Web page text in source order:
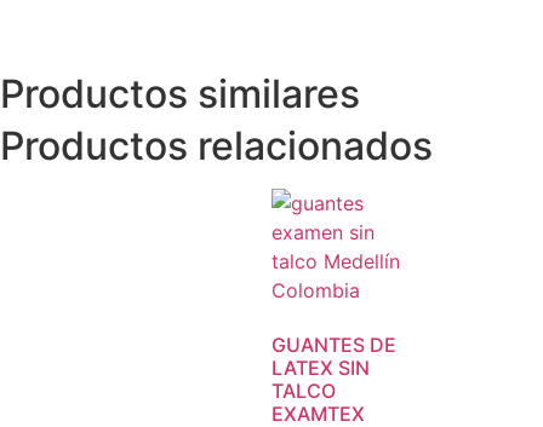
Productos similares
Productos relacionados
GUANTES DE
LATEX SIN
TALCO
EXAMTEX